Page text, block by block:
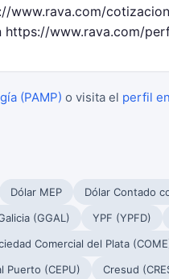
www.rava.com/
www.rava.com/
(PAMP) o visita el perfil
Dólar MEP Dólar Contado
(GGAL) YPF (YPFD)
Comercial del Plata
Puerto (CEPU) Cresud